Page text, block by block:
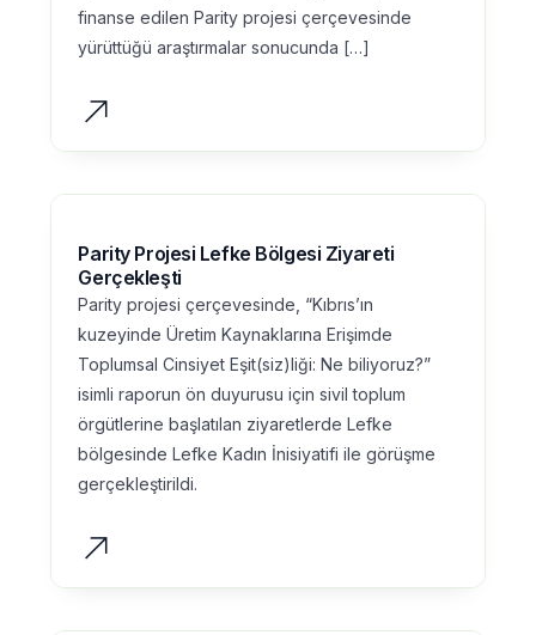
finanse edilen Parity projesi çerçevesinde
yürüttüğü araştırmalar sonucunda […]
Parity Projesi Lefke Bölgesi Ziyareti
Gerçekleşti
Parity projesi çerçevesinde, “Kıbrıs’ın
kuzeyinde Üretim Kaynaklarına Erişimde
Toplumsal Cinsiyet Eşit(siz)liği: Ne biliyoruz?”
isimli raporun ön duyurusu için sivil toplum
örgütlerine başlatılan ziyaretlerde Lefke
bölgesinde Lefke Kadın İnisiyatifi ile görüşme
gerçekleştirildi.